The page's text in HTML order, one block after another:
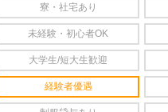
寮・社宅あり
未経験・初心者OK
大学生/短大生歓迎
経験者優遇